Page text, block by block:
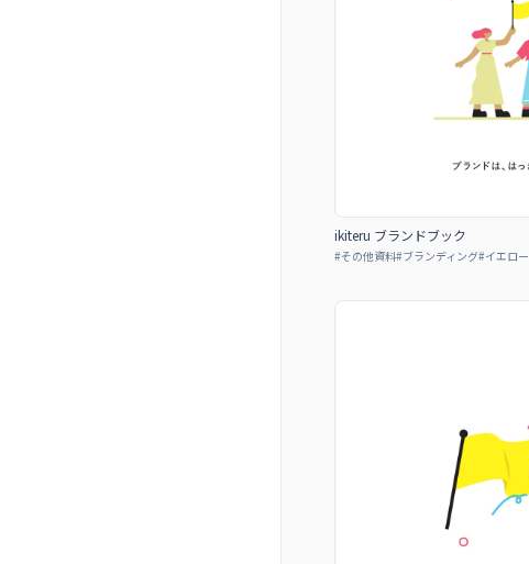
ikiteru ブランドブック
#その他資料#ブランディング#イエロー